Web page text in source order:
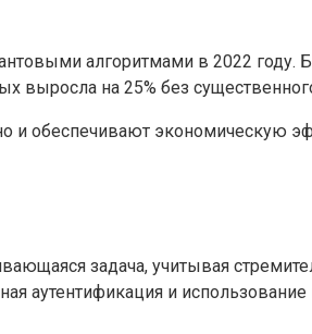
алгоритмами в 2022 году.
выросла на 25% без
и обеспечивают экономическую
задача, учитывая
аутентификация и